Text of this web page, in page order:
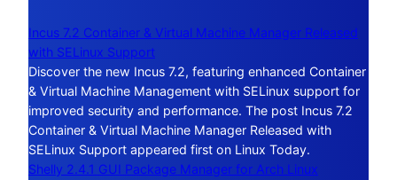
Incus 7.2 Container & Virtual Machine Manager Released
with SELinux Support
Discover the new Incus 7.2, featuring enhanced Container
& Virtual Machine Management with SELinux support for
improved security and performance. The post Incus 7.2
Container & Virtual Machine Manager Released with
SELinux Support appeared first on Linux Today.
Shelly 2.4.1 GUI Package Manager for Arch Linux